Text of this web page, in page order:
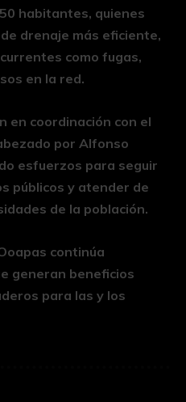
habitantes, quienes
drenaje más eficiente,
como fugas,
en la red.
en coordinación con el
por Alfonso
esfuerzos para seguir
públicos y atender de
de la población.
continúa
generan beneficios
para las y los